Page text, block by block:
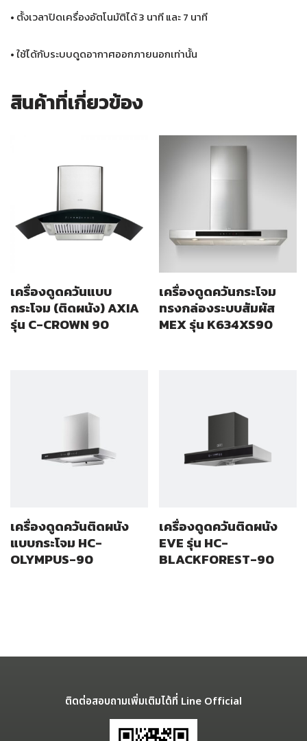
• ตั้งเวลาปิดเครื่องอัตโนมัติได้ 3 นาที และ 7 นาที
• ใช้ได้กับระบบดูดอากาศออกภายนอกเท่านั้น
สินค้าที่เกี่ยวข้อง
เครื่องดูดควันแบบ
กระโจม (ติดผนัง) AXIA
รุ่น C-CROWN 90
เครื่องดูดควันกระโจม
ทรงกล่องระบบสัมผัส
MEX รุ่น K634XS90
เครื่องดูดควันติดผนัง
แบบกระโจม HC-
OLYMPUS-90
เครื่องดูดควันติดผนัง
EVE รุ่น HC-
BLACKFOREST-90
ติดต่อสอบถามเพิ่มเติมได้ที่ Line Official